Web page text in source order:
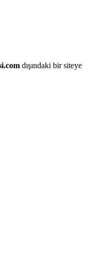
dışındaki bir siteye